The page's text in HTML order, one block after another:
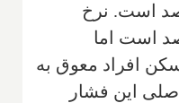
کلمبیا 36 درصد است. نرخ
روزه 0.22 درصد است اما
افراد معوق به
اصلی این فشار